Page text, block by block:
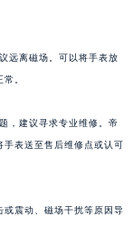
远离磁场。可以将手表放
。
，建议寻求专业维修。帝
表送至售后维修点或认可
震动、磁场干扰等原因导